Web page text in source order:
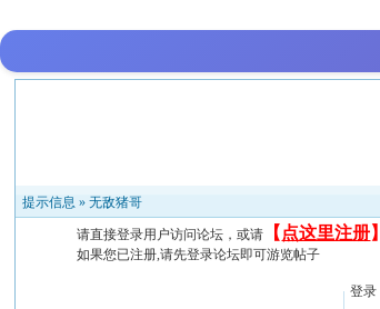
提示信息 »无敌猪哥
请直接登录用户访问论坛，或请 【 点这里注册】
如果您已注册,请先登录论坛即可游览帖子
登录